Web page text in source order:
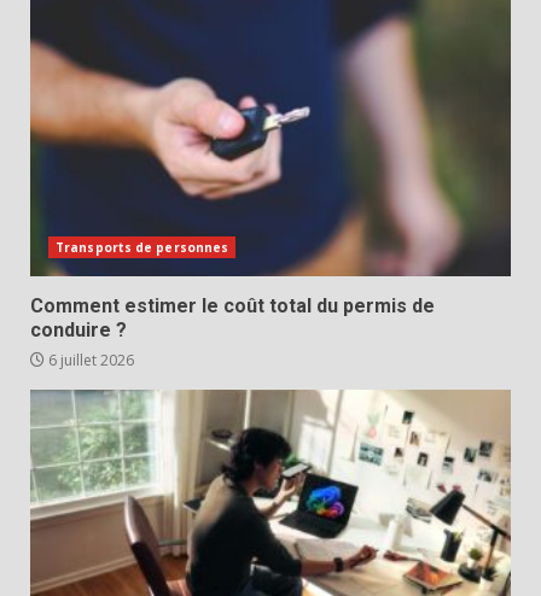
Transports de personnes
Comment estimer le coût total du permis de
conduire ?
6 juillet 2026